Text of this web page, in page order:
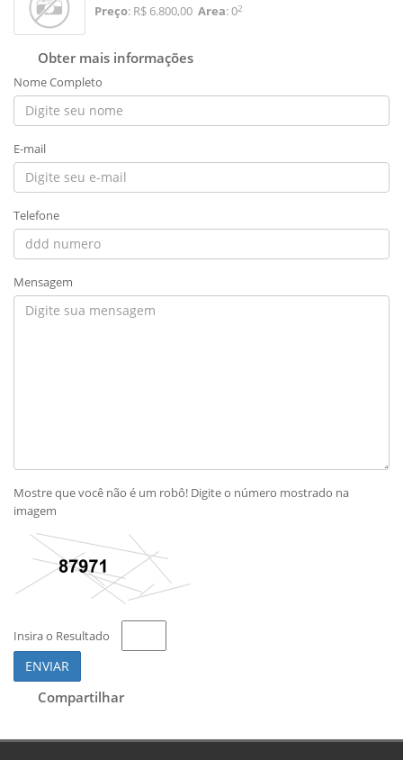
Preço: R$ 6.800,00 Area: 02
Obter mais informações
Nome Completo
E-mail
Telefone
Mensagem
Mostre que você não é um robô! Digite o número mostrado na
imagem
Insira o Resultado
ENVIAR
Compartilhar